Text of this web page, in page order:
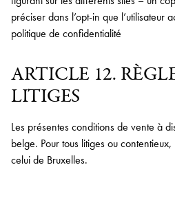
préciser dans l’opt-in que l’utilisateur
politique de confidentialité
ARTICLE 12.
LITIGES
Les présentes conditions de vente à
belge. Pour tous litiges ou
celui de Bruxelles.